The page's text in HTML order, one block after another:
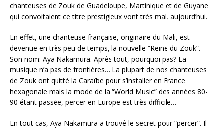
chanteuses de Zouk de Guadeloupe, Martinique et de Guyane
qui convoitaient ce titre prestigieux vont très mal, aujourd’hui.
En effet, une chanteuse française, originaire du Mali, est
devenue en très peu de temps, la nouvelle “Reine du Zouk”.
Son nom: Aya Nakamura. Après tout, pourquoi pas? La
musique n’a pas de frontières… La plupart de nos chanteuses
de Zouk ont quitté la Caraïbe pour s’installer en France
hexagonale mais la mode de la “World Music” des années 80-
90 étant passée, percer en Europe est très difficile…
En tout cas, Aya Nakamura a trouvé le secret pour “percer”. Il